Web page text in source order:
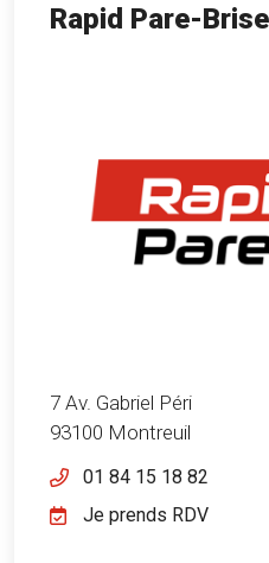
Rapid Pare-
7 Av. Gabriel Péri
93100 Montreuil
01 84 15 18 82
Je prends RDV